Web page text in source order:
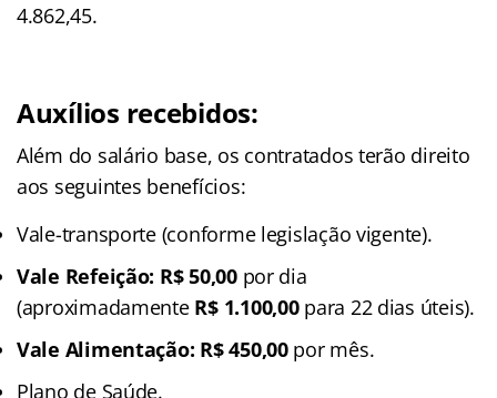
4.862,45.
Auxílios recebidos:
Além do salário base, os contratados terão direito
aos seguintes benefícios:
Vale-transporte (conforme legislação vigente).
Vale Refeição: R$ 50,00 por dia
(aproximadamente R$ 1.100,00para 22 dias úteis).
Vale Alimentação: R$ 450,00 por mês.
Plano de Saúde.